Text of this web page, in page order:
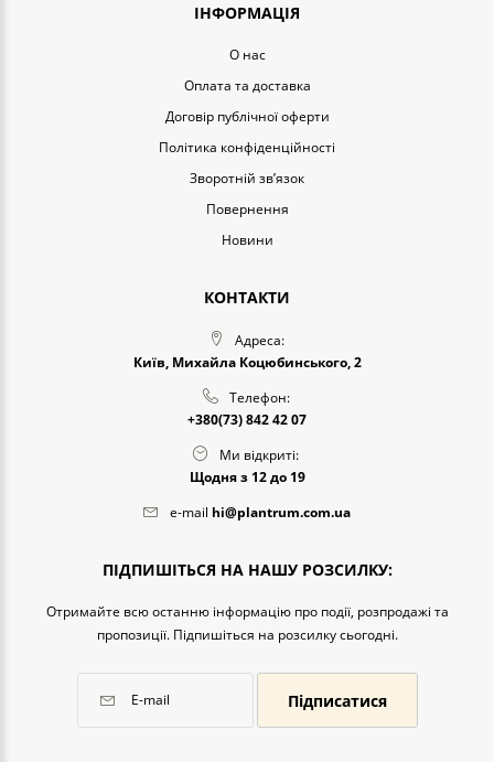
ІНФОРМАЦІЯ
O нас
Оплата та доставка
Договір публічної оферти
Політика конфіденційності
Зворотній зв’язок
Повернення
Новини
КОНТАКТИ
Адреса:
Київ, Михайла Коцюбинського, 2
Телефон:
+380(73) 842 42 07
Ми відкриті:
Щодня з 12 до 19
e-mail hi@plantrum.com.ua
ПІДПИШІТЬСЯ НА НАШУ РОЗСИЛКУ:
Отримайте всю останню інформацію про події, розпродажі та
пропозиції. Підпишіться на розсилку сьогодні.
Підписатися